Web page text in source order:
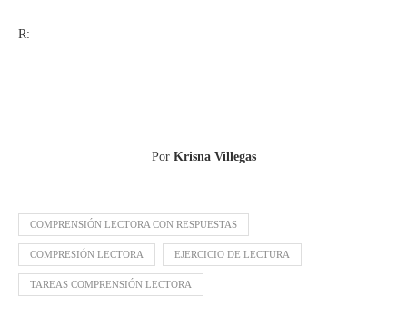
R:
Por Krisna Villegas
COMPRENSIÓN LECTORA CON RESPUESTAS
COMPRESIÓN LECTORA EJERCICIO DE LECTURA
TAREAS COMPRENSIÓN LECTORA